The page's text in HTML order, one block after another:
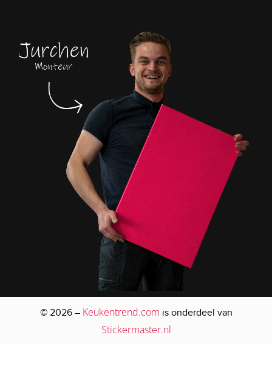
© 2026 – Keukentrend.com is onderdeel van
Stickermaster.nl